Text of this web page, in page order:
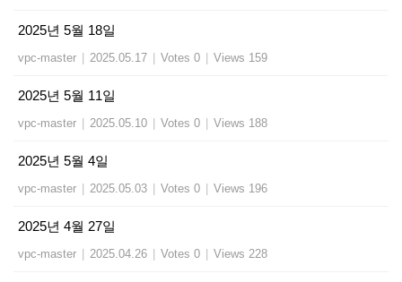
2025년 5월 18일
vpc-master | 2025.05.17 | Votes 0 | Views 159
2025년 5월 11일
vpc-master | 2025.05.10 | Votes 0 | Views 188
2025년 5월 4일
vpc-master | 2025.05.03 | Votes 0 | Views 196
2025년 4월 27일
vpc-master | 2025.04.26 | Votes 0 | Views 228